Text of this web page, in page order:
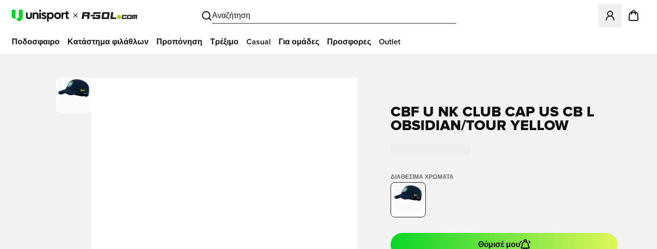
Αναζήτηση
Ανοίγει ένα
Ποδοσφαιρο Κατάστημα φιλάθλων Προπόνηση Τρέξιμο Casual Για ομάδες Προσφορες Outlet
CBF U NK CLUB CAP US CB L
OBSIDIAN/TOUR YELLOW
ΔΙΑΘΈΣΙΜΑ ΧΡΏΜΑΤΑ
Θύμισέ μου